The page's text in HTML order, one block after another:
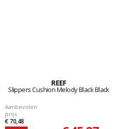
REEF
Slippers Cushion Melody Black Black
Aanbevolen
prijs
€ 70,48